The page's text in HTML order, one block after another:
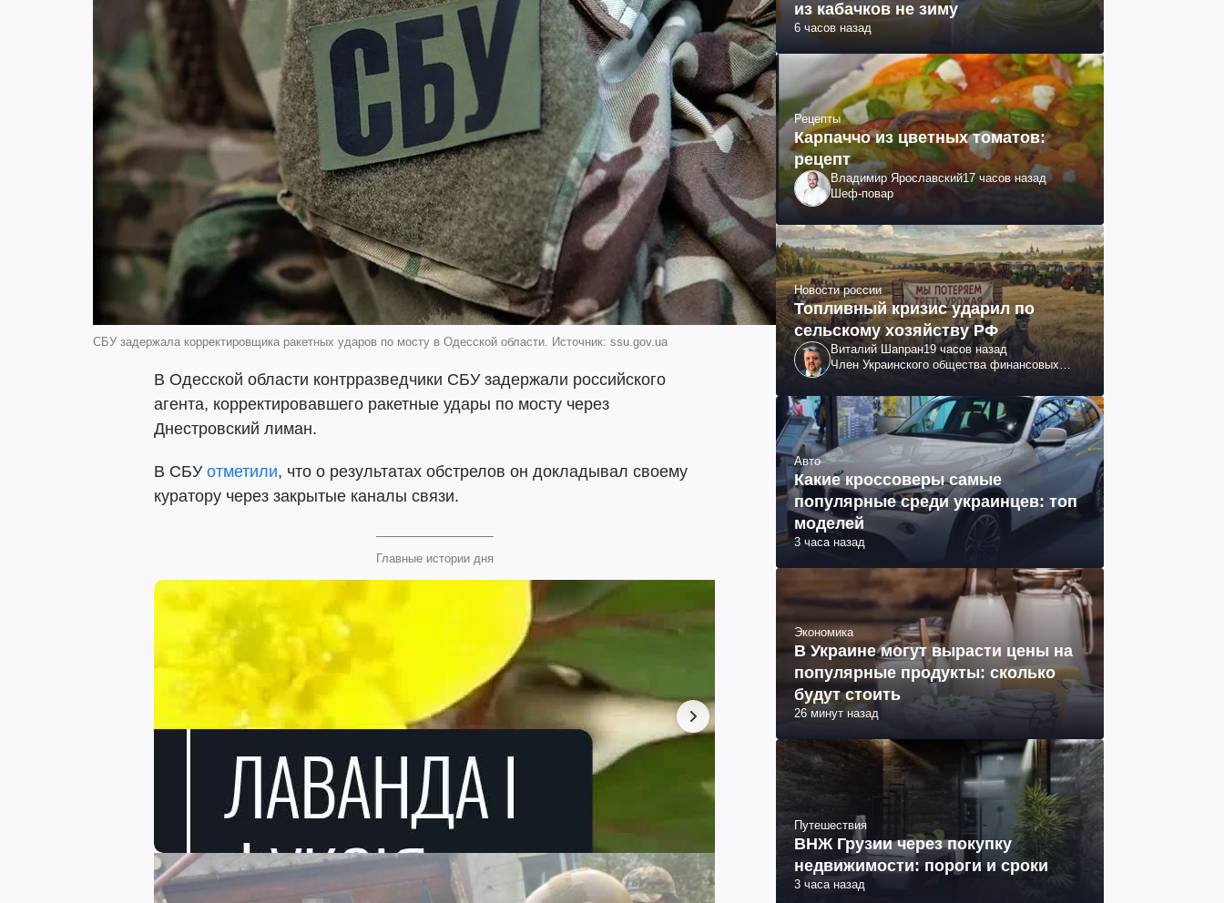
СБУ задержала корректировщика ракетных ударов по мосту в Одесской области. Источник: ssu.gov.ua
В Одесской области контрразведчики СБУ задержали российского
агента, корректировавшего ракетные удары по мосту через
Днестровский лиман.
В СБУ отметили, что о результатах обстрелов он докладывал своему
куратору через закрытые каналы связи.
Главные истории дня
из кабачков не зиму
6 часов назад
Рецепты
Карпаччо из цветных томатов:
рецепт
Владимир Ярославский17 часов назад
Шеф-повар
Новости россии
Топливный кризис ударил по
сельскому хозяйству РФ
Виталий Шапран19 часов назад
Член Украинского общества финансовых
Авто
Какие кроссоверы самые
популярные среди украинцев: топ
моделей
3 часа назад
Экономика
В Украине могут вырасти цены на
популярные продукты: сколько
будут стоить
26 минут назад
Путешествия
ВНЖ Грузии через покупку
недвижимости: пороги и сроки
3 часа назад